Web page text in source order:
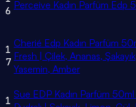
6 Perceive Kadın Parfüm Edp
1
7
Cherié Edp Kadın Parfüm
Fresh | Çilek, Ananas,
Yasemin, Amber
1
Sue EDP Kadın Parfüm